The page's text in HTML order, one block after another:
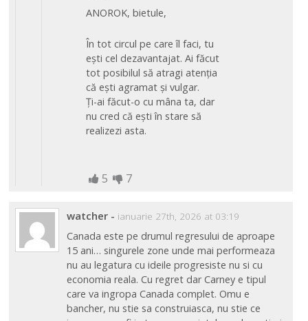
ANOROK, bietule,
În tot circul pe care îl faci, tu
eşti cel dezavantajat. Ai făcut
tot posibilul să atragi atenția
că eşti agramat şi vulgar.
Ți-ai făcut-o cu mâna ta, dar
nu cred că eşti în stare să
realizezi asta.
5 7
watcher - ianuarie 27th, 2026 at 03:19
Canada este pe drumul regresului de aproape
15 ani… singurele zone unde mai performeaza
nu au legatura cu ideile progresiste nu si cu
economia reala. Cu regret dar Carney e tipul
care va ingropa Canada complet. Omu e
bancher, nu stie sa construiasca, nu stie ce